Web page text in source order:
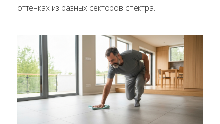
оттенках из разных секторов спектра.